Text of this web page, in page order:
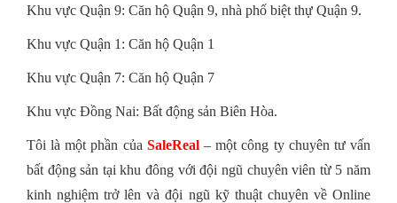
Khu vực Quận 9: Căn hộ Quận 9, nhà phố biệt thự Quận 9.
Khu vực Quận 1: Căn hộ Quận 1
Khu vực Quận 7: Căn hộ Quận 7
Khu vực Đồng Nai: Bất động sản Biên Hòa.
Tôi là một phần của SaleReal– một công ty chuyên tư vấn
bất động sản tại khu đông với đội ngũ chuyên viên từ 5 năm
kinh nghiệm trở lên và đội ngũ kỹ thuật chuyên về Online